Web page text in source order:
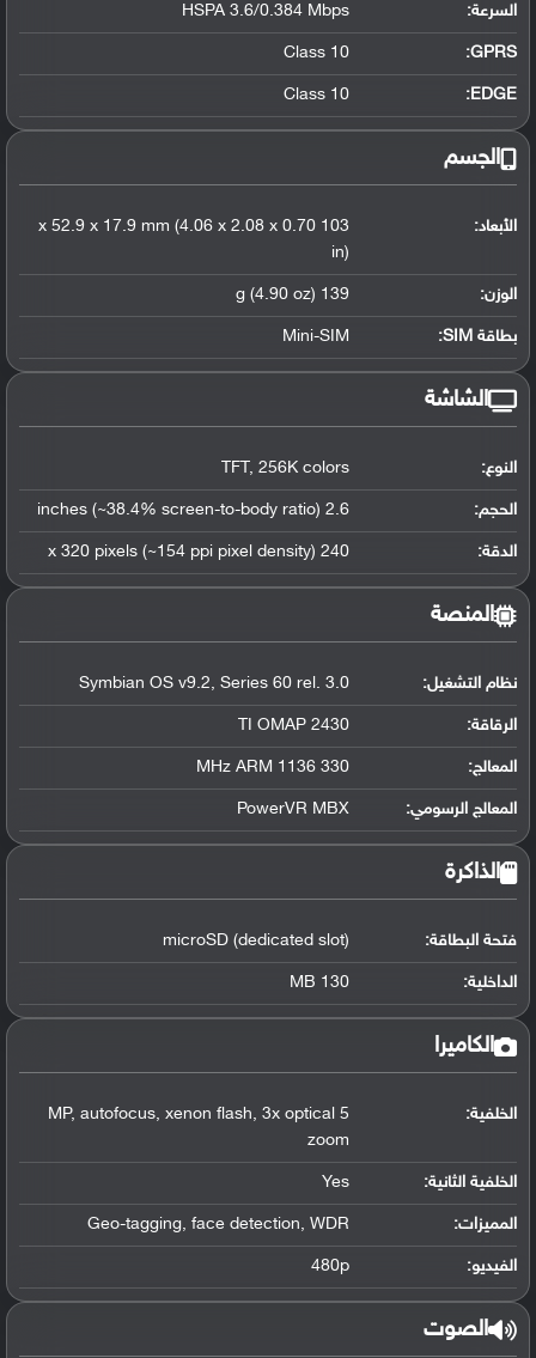
السرعة: HSPA 3.6/0.384 Mbps
GPRS:
Class 10
EDGE:
Class 10
الجسم
الأبعاد:
103 x 52.9 x 17.9 mm (4.06 x 2.08 x 0.70
in)
الوزن: 139 g (4.90 oz)
بطاقة SIM: Mini-SIM
الشاشة
النوع: TFT, 256K colors
الحجم: 2.6 inches (~38.4% screen-to-body ratio)
الدقة: 240 x 320 pixels (~154 ppi pixel density)
المنصة
نظام التشغيل:
Symbian OS v9.2, Series 60 rel. 3.0
الرقاقة:
TI OMAP 2430
المعالج:
330 MHz ARM 1136
المعالج الرسومي:
PowerVR MBX
الذاكرة
فتحة البطاقة: microSD (dedicated slot)
الداخلية: 130 MB
الكاميرا
الخلفية:
5 MP, autofocus, xenon flash, 3x optical
zoom
الخلفية الثانية: Yes
المميزات: Geo-tagging, face detection, WDR
الفيديو: 480p
الصوت